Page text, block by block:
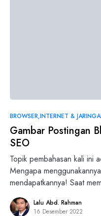
BROWSER INTERNET &
Gambar Postingan
SEO
Topik pembahasan kali ini
Mengapa
mendapatkannya! Saat
Lalu Abd. Rahman
16 Desember 2022